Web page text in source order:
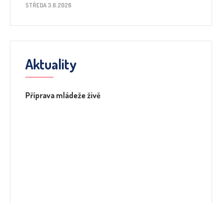
STŘEDA 3.6.2026
Aktuality
Příprava mládeže živě